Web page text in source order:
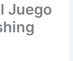
Juego